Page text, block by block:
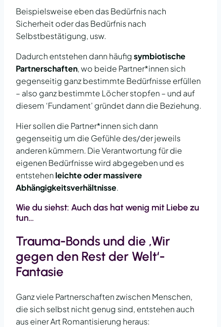
Beispielsweise eben das Bedürfnis nach
Sicherheit oder das Bedürfnis nach
Selbstbestätigung, usw.
Dadurch entstehen dann häufigsymbiotische
Partnerschaften, wo beide Partner*innen sich
gegenseitig ganz bestimmte Bedürfnisse erfüllen
– also ganz bestimmte Löcher stopfen – und auf
diesem ‘Fundament’ gründet dann die Beziehung.
Hier sollen die Partner*innen sich dann
gegenseitig um die Gefühle des/der jeweils
anderen kümmern. Die Verantwortung für die
eigenen Bedürfnisse wird abgegeben und es
entstehen leichte oder massivere
Abhängigkeitsverhältnisse.
Wie du siehst: Auch das hat wenig mit Liebe zu
tun…
Trauma-Bonds und die ‚Wir
gegen den Rest der Welt‘-
Fantasie
Ganz viele Partnerschaften zwischen Menschen,
die sich selbst nicht genug sind, entstehen auch
aus einer Art Romantisierung heraus: